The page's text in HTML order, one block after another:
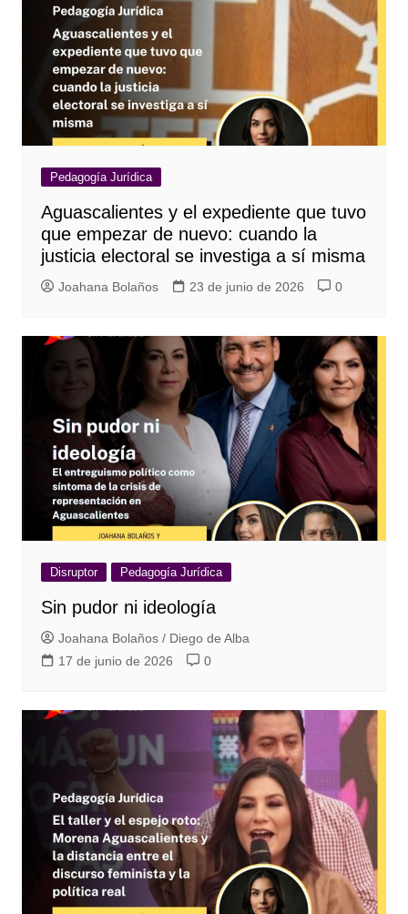
Pedagogía Jurídica
Aguascalientes y el expediente que tuvo
que empezar de nuevo: cuando la
justicia electoral se investiga a sí misma
Joahana Bolaños 23 de junio de 2026 0
Disruptor Pedagogía Jurídica
Sin pudor ni ideología
Joahana Bolaños / Diego de Alba
17 de junio de 2026
0